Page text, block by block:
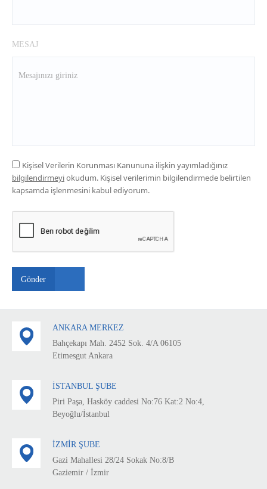
MESAJ
Kişisel Verilerin Korunması Kanununa ilişkin yayımladığınız
bilgilendirmeyiokudum. Kişisel verilerimin bilgilendirmede belirtilen
kapsamda işlenmesini kabul ediyorum.
Gönder
ANKARA MERKEZ
Bahçekapı Mah. 2452 Sok. 4/A 06105
Etimesgut Ankara
İSTANBUL ŞUBE
Piri Paşa, Hasköy caddesi No:76 Kat:2 No:4,
Beyoğlu/İstanbul
İZMİR ŞUBE
Gazi Mahallesi 28/24 Sokak No:8/B
Gaziemir / İzmir